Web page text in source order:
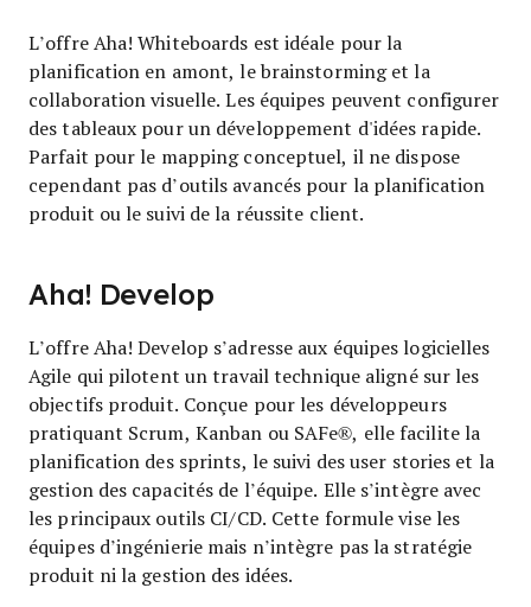
L’offre Aha! Whiteboards est idéale pour la
planification en amont, le brainstorming et la
collaboration visuelle. Les équipes peuvent configurer
des tableaux pour un développement d'idées rapide.
Parfait pour le mapping conceptuel, il ne dispose
cependant pas d’outils avancés pour la planification
produit ou le suivi de la réussite client.
Aha! Develop
L’offre Aha! Develop s’adresse aux équipes logicielles
Agile qui pilotent un travail technique aligné sur les
objectifs produit. Conçue pour les développeurs
pratiquant Scrum, Kanban ou SAFe®, elle facilite la
planification des sprints, le suivi des user stories et la
gestion des capacités de l’équipe. Elle s’intègre avec
les principaux outils CI/CD. Cette formule vise les
équipes d’ingénierie mais n’intègre pas la stratégie
produit ni la gestion des idées.